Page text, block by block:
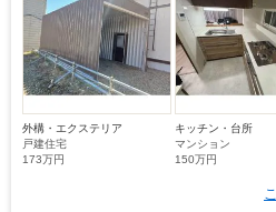
外構・エクステリア
戸建住宅
173万円
キッチン・台所
マンション
150万円